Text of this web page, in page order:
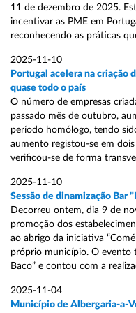
11 de dezembro de 2025.
incentivar as PME em
reconhecendo as práticas
2025-11-10
Portugal acelera na criação
quase todo o país
O número de empresas
passado mês de outubro,
período homólogo, tendo
aumento registou-se em
verificou-se de forma
2025-11-10
Sessão de dinamização Bar
Decorreu ontem, dia 9 de
promoção dos
ao abrigo da iniciativa
próprio município. O evento
Baco” e contou com a
2025-11-04
Município de Albergaria-a-